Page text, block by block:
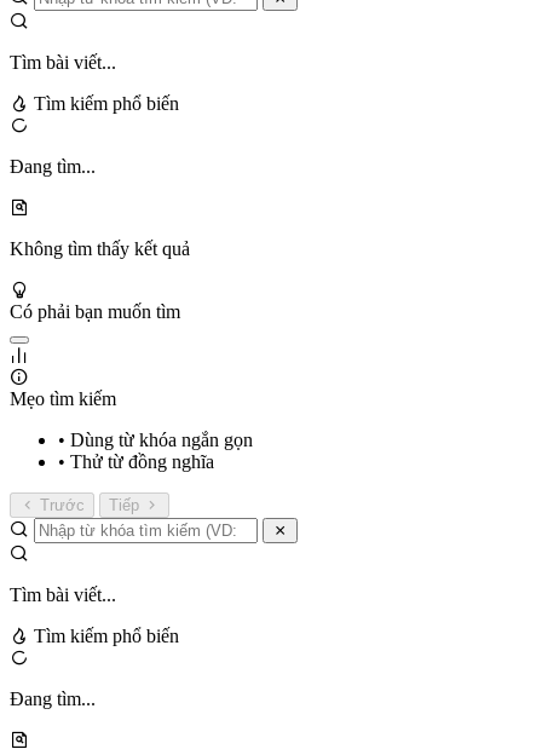
Tìm bài viết...
Tìm kiếm phổ biến
Đang tìm...
Không tìm thấy kết quả
Có phải bạn muốn tìm
Mẹo tìm kiếm
• Dùng từ khóa ngắn gọn
• Thử từ đồng nghĩa
Trước Tiếp
Tìm bài viết...
Tìm kiếm phổ biến
Đang tìm...